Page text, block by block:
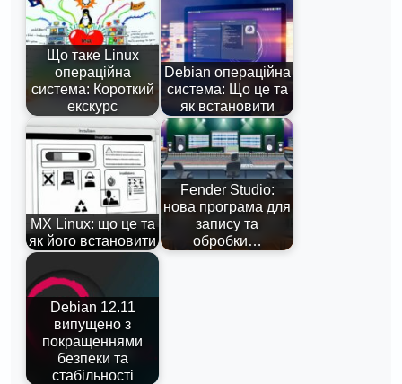
Що таке Linux
операційна
система: Короткий
екскурс
Debian операційна
система: Що це та
як встановити
MX Linux: що це та
як його встановити
Fender Studio:
нова програма для
запису та
обробки…
Debian 12.11
випущено з
покращеннями
безпеки та
стабільності